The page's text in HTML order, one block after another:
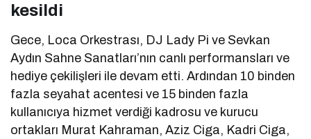
kesildi
Gece, Loca Orkestrası, DJ Lady Pi ve Sevkan
Aydın Sahne Sanatları’nın canlı performansları ve
hediye çekilişleri ile devam etti. Ardından 10 binden
fazla seyahat acentesi ve 15 binden fazla
kullanıcıya hizmet verdiği kadrosu ve kurucu
ortakları Murat Kahraman, Aziz Ciga, Kadri Ciga,